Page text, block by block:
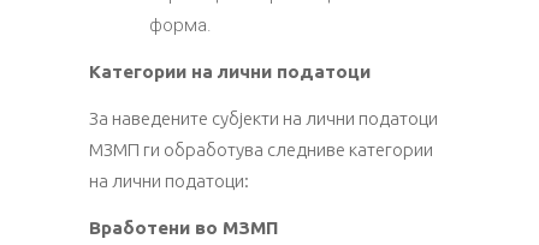
форма.
Категории на лични податоци
За наведените субјекти на лични податоци
МЗМП ги обработува следниве категории
на лични податоци:
Вработени во МЗМП